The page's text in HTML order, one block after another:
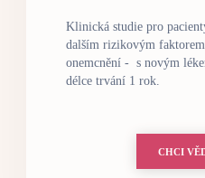
Klinická studie pro
dalším rizikovým
onemcnění - s novým
délce trvání 1 rok.
CHCI